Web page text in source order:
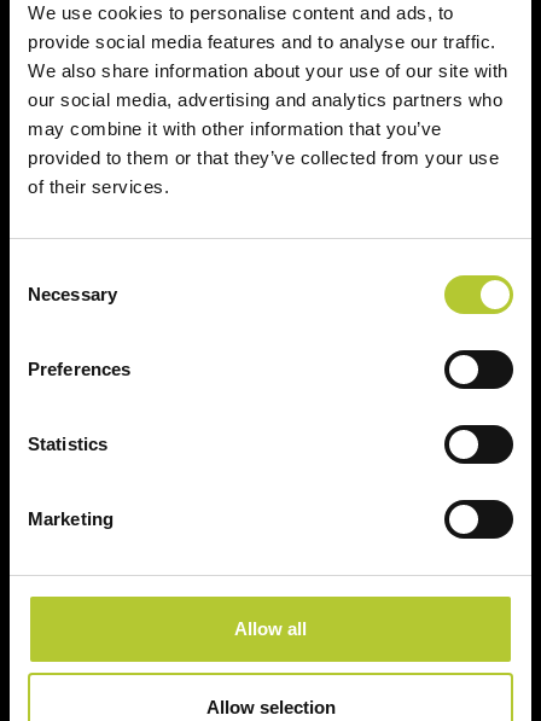
We use cookies to personalise content and ads, to
provide social media features and to analyse our traffic.
We also share information about your use of our site with
our social media, advertising and analytics partners who
may combine it with other information that you’ve
provided to them or that they’ve collected from your use
of their services.
Selection
Necessary
Preferences
Statistics
Marketing
Allow all
Allow selection
Sistemi facciate continue
Sistemi oscuranti
Servizi
Formazione digitale
Ispirazioni
Riqualificazione
Salute e benessere